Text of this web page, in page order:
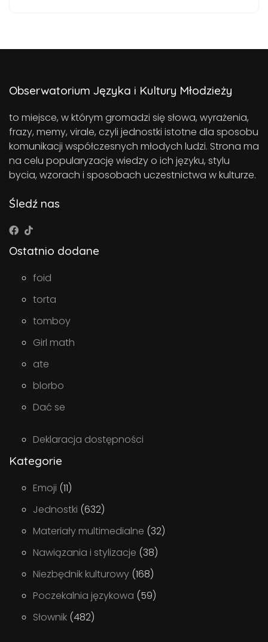
Obserwatorium Języka i Kultury Młodzieży
to miejsce, w którym gromadzi się słowa, wyrażenia,
frazy, memy, virale, czyli jednostki istotne dla sposobu
komunikacji współczesnych młodych ludzi. Strona ma
na celu popularyzację wiedzy o ich języku, stylu
bycia, wzorach i sposobach uczestnictwa w kulturze.
Śledź nas
Ostatnio dodane
foid
torta
tomboy
Girl math
ate
blorbo
Dać se
Deklaracja dostępności
Kategorie
Emoji (11)
Jednostki (632)
Materiały multimedialne (32)
Nawiązania i stylizacje (38)
Niezbędnik kulturowy (168)
Poczekalnia językowa (59)
Słownik (482)